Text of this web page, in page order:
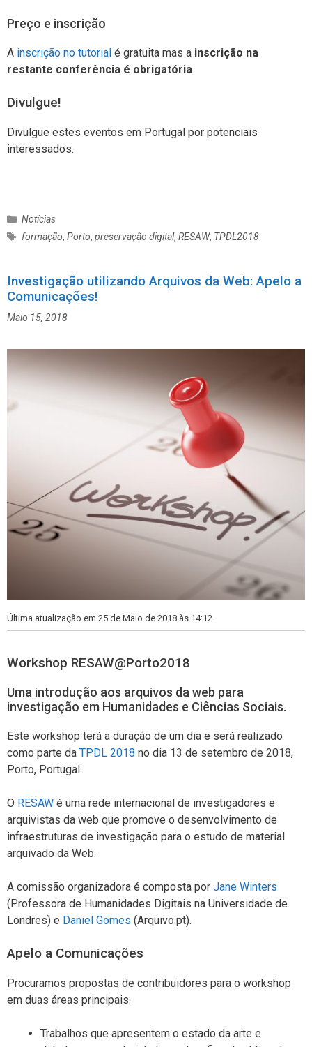
Preço e inscrição
A inscrição no tutorial é gratuita mas a inscrição na
restante conferência é obrigatória.
Divulgue!
Divulgue estes eventos em Portugal por potenciais
interessados.
C
a
g
o
i
s
Notícias
E
q
u
t
s
formação,Porto,preservação digital,RESAW, TPDL2018
Investigação utilizando Arquivos da Web: Apelo a
Comunicações!
Maio 15, 2018
Última atualização em 25 de Maio de 2018 às 14:12
Workshop RESAW@Porto2018
Uma introdução aos arquivos da web para
investigação em Humanidades e Ciências Sociais.
Este workshop terá a duração de um dia e será realizado
como parte da TPDL 2018 no dia 13 de setembro de 2018,
Porto, Portugal.
O RESAW é uma rede internacional de investigadores e
arquivistas da web que promove o desenvolvimento de
infraestruturas de investigação para o estudo de material
arquivado da Web.
A comissão organizadora é composta por Jane Winters
(Professora de Humanidades Digitais na Universidade de
Londres) e Daniel Gomes (Arquivo.pt).
Apelo a Comunicações
Procuramos propostas de contribuidores para o workshop
em duas áreas principais:
Trabalhos que apresentem o estado da arte e